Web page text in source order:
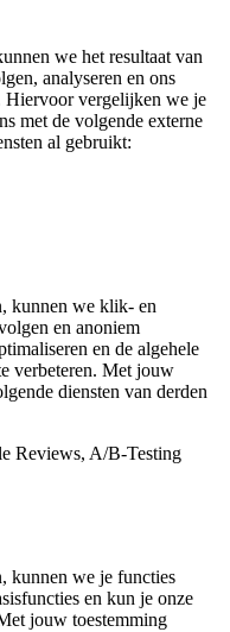
we het resultaat van
analyseren en ons
Hiervoor vergelijken we je
met de volgende externe
al gebruikt:
kunnen we klik- en
en anoniem
en de algehele
verbeteren. Met jouw
diensten van derden
Reviews, A/B-Testing
kunnen we je functies
en kun je onze
jouw toestemming